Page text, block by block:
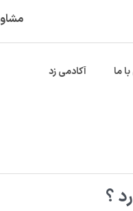
ما آکادمی زد
؟